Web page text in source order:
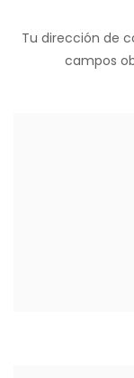
Tu dirección de
campos